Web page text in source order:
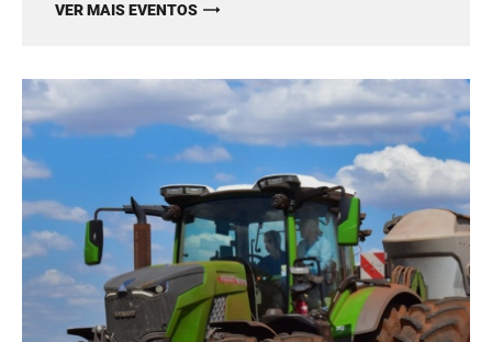
VER MAIS EVENTOS